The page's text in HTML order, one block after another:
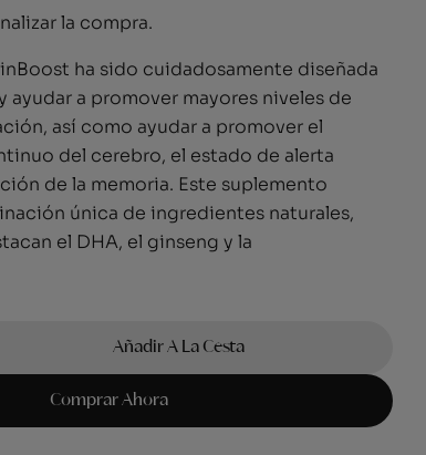
la compra.
ha sido cuidadosamente diseñada
ayudar a promover mayores niveles de
así como ayudar a promover el
del cerebro, el estado de alerta
de la memoria. Este suplemento
única de ingredientes naturales,
el DHA, el ginseng y la
Añadir A La Cesta
Comprar Ahora